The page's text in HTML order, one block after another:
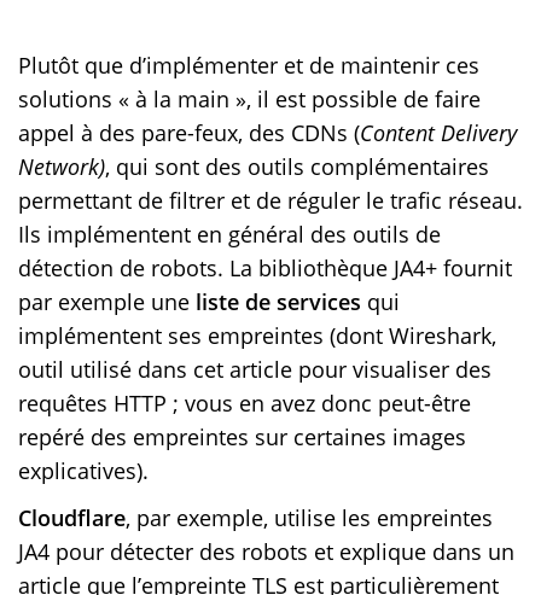
Plutôt que d’implémenter et de maintenir ces
solutions « à la main », il est possible de faire
appel à des pare-feux, des CDNs (Content Delivery
Network), qui sont des outils complémentaires
permettant de filtrer et de réguler le trafic réseau.
Ils implémentent en général des outils de
détection de robots. La bibliothèque JA4+ fournit
par exemple une liste de services qui
implémentent ses empreintes (dont Wireshark,
outil utilisé dans cet article pour visualiser des
requêtes HTTP ; vous en avez donc peut-être
repéré des empreintes sur certaines images
explicatives).
Cloudflare, par exemple, utilise les empreintes
JA4 pour détecter des robots et explique dans un
article que l’empreinte TLS est particulièrement